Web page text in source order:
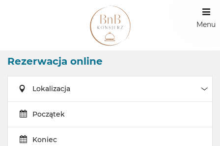
Menu
Rezerwacja online
Lokalizacja
Początek
Koniec